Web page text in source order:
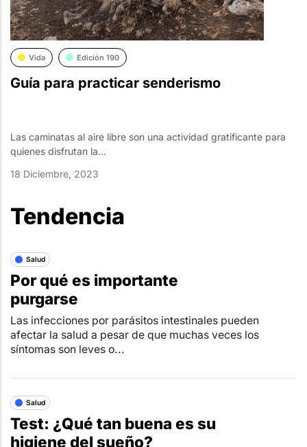
Vida Edición 190
Guía para practicar senderismo
Las caminatas al aire libre son una actividad gratificante para
quienes disfrutan la...
18 Diciembre, 2023
Tendencia
Salud
Por qué es importante
purgarse
Las infecciones por parásitos intestinales pueden
afectar la salud a pesar de que muchas veces los
síntomas son leves o...
Salud
Test: ¿Qué tan buena es su
higiene del sueño?